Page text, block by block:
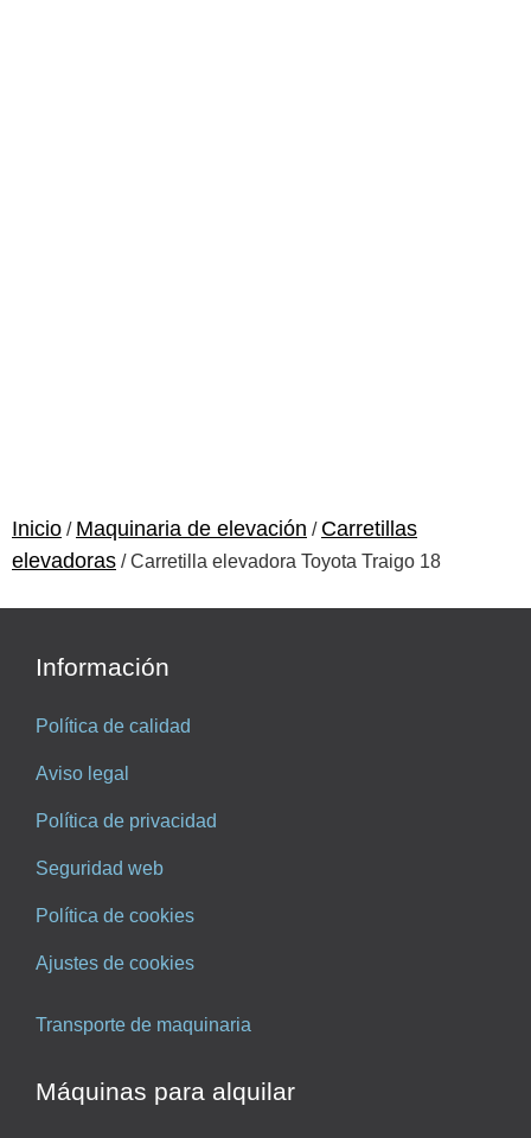
Inicio / Maquinaria de elevación / Carretillas
elevadoras / Carretilla elevadora Toyota Traigo 18
Información
Política de calidad
Aviso legal
Política de privacidad
Seguridad web
Política de cookies
Ajustes de cookies
Transporte de maquinaria
Máquinas para alquilar